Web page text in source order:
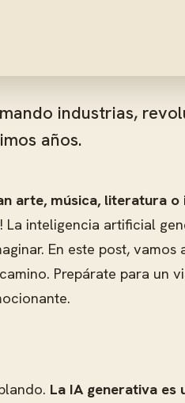
industrias,
años.
arte, música, literatura
inteligencia artificial
En este post,
Prepárate para un
La IA generativa